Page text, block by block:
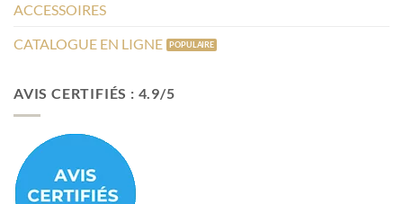
ACCESSOIRES
CATALOGUE EN LIGNE
AVIS CERTIFIÉS : 4.9/5